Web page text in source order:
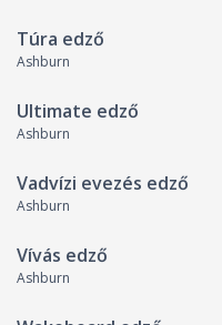
Túra edző
Ashburn
Ultimate edző
Ashburn
Vadvízi evezés edző
Ashburn
Vívás edző
Ashburn